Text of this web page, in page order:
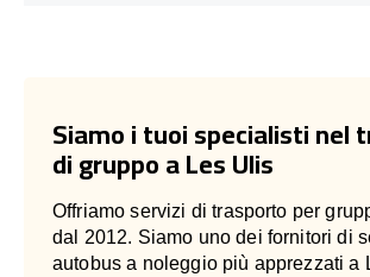
Siamo i tuoi specialisti nel
di gruppo a Les Ulis
Offriamo servizi di trasporto per
dal 2012. Siamo uno dei fornitori di
autobus a noleggio più apprezzati a